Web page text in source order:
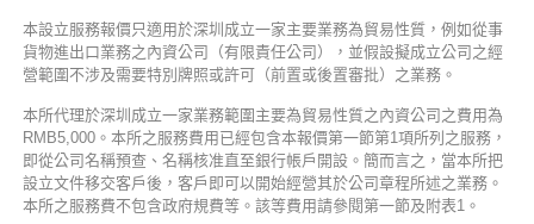
本設立服務報價只適用於深圳成立一家主要業務為貿易性質，例如從事
貨物進出口業務之內資公司（有限責任公司），並假設擬成立公司之經
營範圍不涉及需要特別牌照或許可（前置或後置審批）之業務。
本所代理於深圳成立一家業務範圍主要為貿易性質之內資公司之費用為
RMB5,000。本所之服務費用已經包含本報價第一節第1項所列之服務，
即從公司名稱預查、名稱核准直至銀行帳戶開設。簡而言之，當本所把
設立文件移交客戶後，客戶即可以開始經營其於公司章程所述之業務。
本所之服務費不包含政府規費等。該等費用請參閱第一節及附表1。